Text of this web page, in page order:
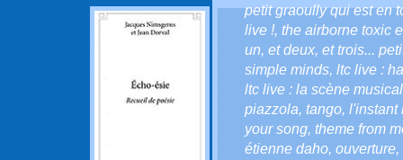
petit graoully qui est en
live !, the airborne toxic
un, et deux, et trois...
simple minds, ltc live :
ltc live : la scène
piazzola, tango, l'instant
your song, theme from
étienne daho, ouverture,